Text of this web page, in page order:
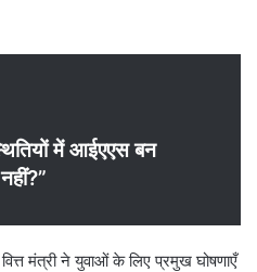
में आईएएस बन
मंत्री ने युवाओं के लिए प्रमुख घोषणाएँ